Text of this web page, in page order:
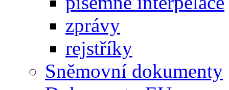
zprávy
rejstříky
Sněmovní dokumenty